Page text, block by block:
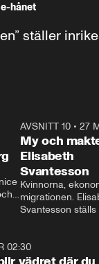
hånet
ställer
23:40AVSNITT 10 •27
My och
Elisabeth
Svantesson
Kvinnorna,
migrationen.
Svantesson ställs
02:30
vädret där du